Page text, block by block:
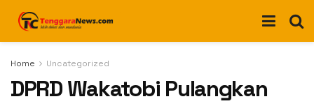
Home Uncategorized
DPRD Wakatobi Pulangkan